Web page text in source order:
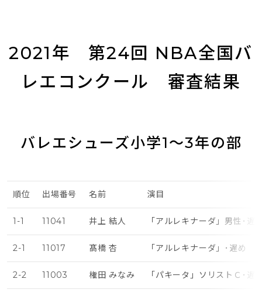
2021年　第24回 NBA全国バ
レエコンクール　審査結果
バレエシューズ小学1～3年の部
順位 出場番号 名前 演目
1-1 11041 井上 結人 「アルレキナーダ」男性･遅
2-1 11017 髙橋 杏 「アルレキナーダ」･遅め
2-2 11003 権田 みなみ 「パキータ」ソリストＣ･遅